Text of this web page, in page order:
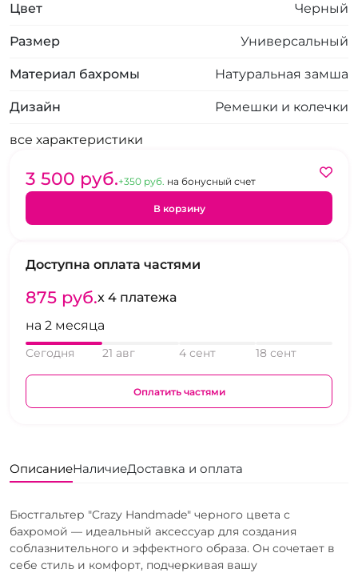
Цвет Черный
Размер Универсальный
Материал бахромы Натуральная замша
Дизайн Ремешки и колечки
все характеристики
3 500 pуб.+350 pуб. на бонусный счет
В корзину
Доступна оплата частями
875 pуб.x 4 платежа
на 2 месяца
Сегодня 21 авг 4 сент 18 сент
Оплатить частями
ОписаниеНаличиеДоставка и оплата
Бюстгальтер "Crazy Handmade" черного цвета с
бахромой — идеальный аксессуар для создания
соблазнительного и эффектного образа. Он сочетает в
себе стиль и комфорт, подчеркивая вашу